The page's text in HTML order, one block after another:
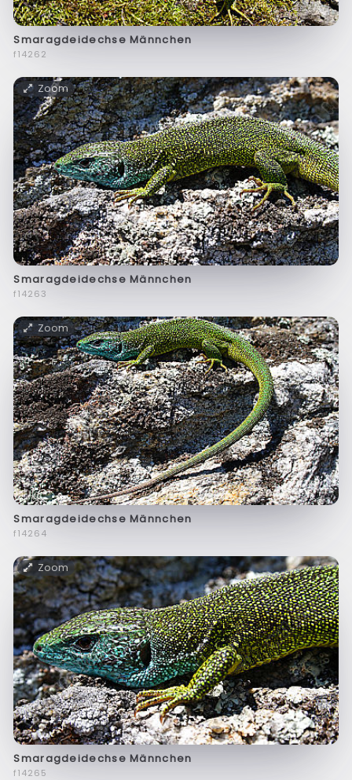
Smaragdeidechse Männchen
f14262
Zoom
Smaragdeidechse Männchen
f14263
Zoom
Smaragdeidechse Männchen
f14264
Zoom
Smaragdeidechse Männchen
f14265